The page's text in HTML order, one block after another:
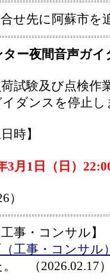
せ先に阿蘇市
ター夜間音声ガ
試験及び点検
ダンスを停止し
時】
月1日（日）
）
事・コンサル】
工事・コンサル
（2026.02.17）